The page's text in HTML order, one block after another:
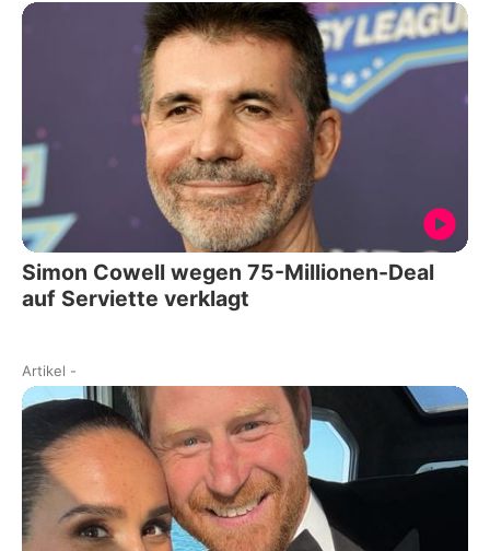
Simon Cowell wegen 75-Millionen-Deal
auf Serviette verklagt
Artikel -